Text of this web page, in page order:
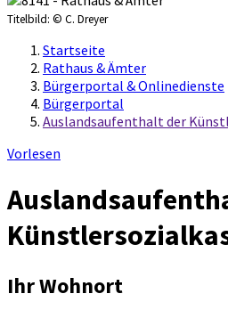
Titelbild: © C. Dreyer
Startseite
Rathaus & Ämter
Bürgerportal & Onlinedienste
Bürgerportal
Auslandsaufenthalt der
Vorlesen
Ihr Wohnort